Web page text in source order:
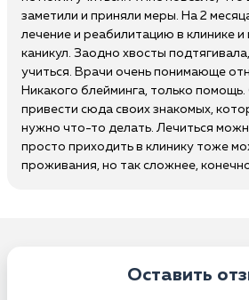
заметили и приняли меры. На 2
лечение и реабилитацию в клинике и
каникул. Заодно хвосты
учиться. Врачи очень понимающе
Никакого блейминга, только
привести сюда своих знакомых,
нужно что-то делать. Лечиться
просто приходить в клинику тоже
проживания, но так сложнее,
Оставить